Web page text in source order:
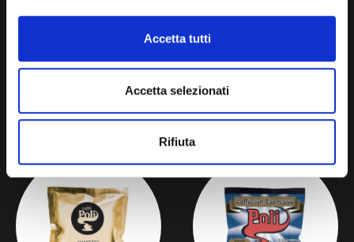
Accetta tutti
Accetta selezionati
Rifiuta
CANNELLA
NOCCIOLA